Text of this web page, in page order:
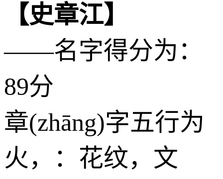
【史章江】
——名字得分为：
89分
章(zhāng)字五行为
火 ，：花纹，文